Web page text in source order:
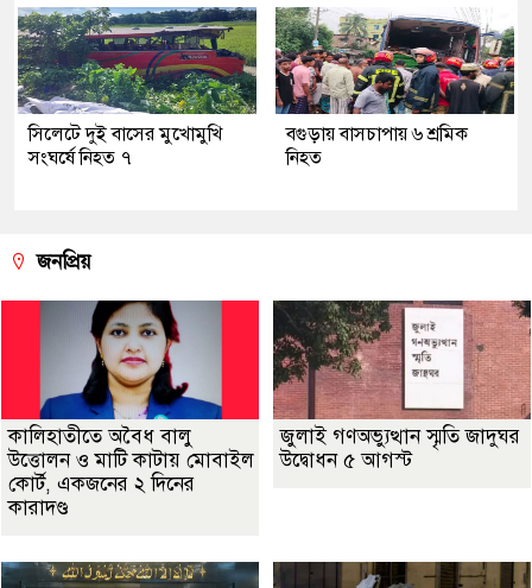
সিলেটে দুই বাসের মুখোমুখি
সংঘর্ষে নিহত ৭
বগুড়ায় বাসচাপায় ৬ শ্রমিক
নিহত
জনপ্রিয়
কালিহাতীতে অবৈধ বালু
উত্তোলন ও মাটি কাটায় মোবাইল
কোর্ট, একজনের ২ দিনের
কারাদণ্ড
জুলাই গণঅভ্যুত্থান স্মৃতি জাদুঘর
উদ্বোধন ৫ আগস্ট